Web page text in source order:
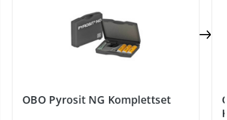
OBO Pyrosit NG Komplettset